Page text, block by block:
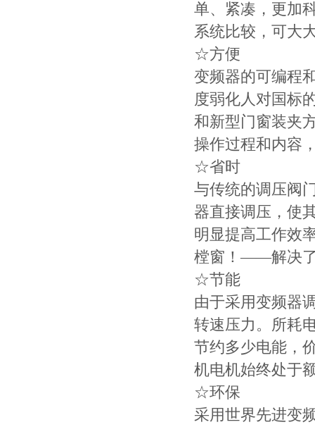
单、紧凑，更加
系统比较，可大
☆方便
变频器的可编程
度弱化人对国标
和新型门窗装夹
操作过程和内容
☆省时
与传统的调压阀
器直接调压，使
明显提高工作效
樘窗！——解决
☆节能
由于采用变频器
转速压力。所耗
节约多少电能，
机电机始终处于
☆环保
采用世界先进变